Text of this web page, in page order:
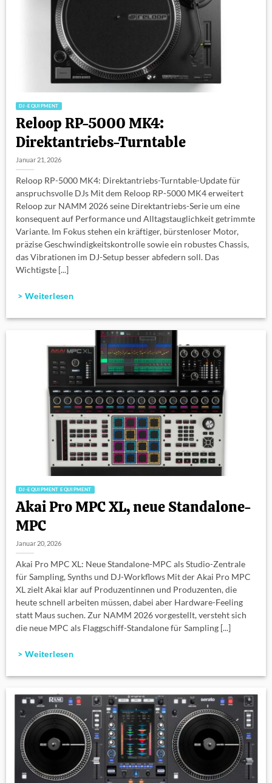
DJ-EQUIPMENT
Reloop RP-5000 MK4:
Direktantriebs-Turntable
Januar 21, 2026
Reloop RP-5000 MK4: Direktantriebs-Turntable-Update für
anspruchsvolle DJs Mit dem Reloop RP-5000 MK4 erweitert
Reloop zur NAMM 2026 seine Direktantriebs-Serie um eine
konsequent auf Performance und Alltagstauglichkeit getrimmte
Variante. Im Fokus stehen ein kräftiger, bürstenloser Motor,
präzise Geschwindigkeitskontrolle sowie ein robustes Chassis,
das Vibrationen im DJ-Setup besser abfedern soll. Das
Wichtigste [...]
> Weiterlesen
DJ-EQUIPMENT EQUIPMENT
Akai Pro MPC XL, neue Standalone-
MPC
Januar 20, 2026
Akai Pro MPC XL: Neue Standalone-MPC als Studio-Zentrale
für Sampling, Synths und DJ-Workflows Mit der Akai Pro MPC
XL zielt Akai klar auf Produzentinnen und Produzenten, die
heute schnell arbeiten müssen, dabei aber Hardware-Feeling
statt Maus suchen. Zur NAMM 2026 vorgestellt, versteht sich
die neue MPC als Flaggschiff-Standalone für Sampling [...]
> Weiterlesen